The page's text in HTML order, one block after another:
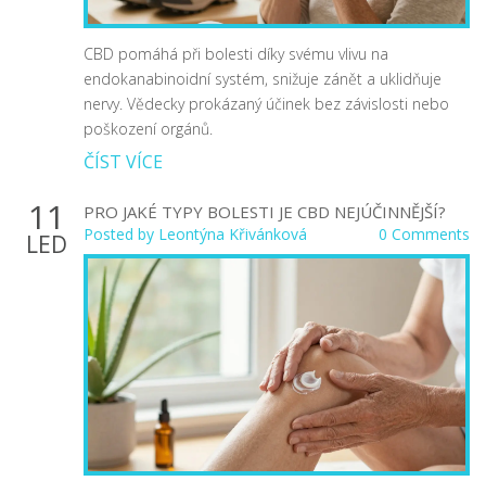
CBD pomáhá při bolesti díky svému vlivu na
endokanabinoidní systém, snižuje zánět a uklidňuje
nervy. Vědecky prokázaný účinek bez závislosti nebo
poškození orgánů.
ČÍST VÍCE
11
LED
PRO JAKÉ TYPY BOLESTI JE CBD NEJÚČINNĚJŠÍ?
Posted by Leontýna Křivánková 0 Comments